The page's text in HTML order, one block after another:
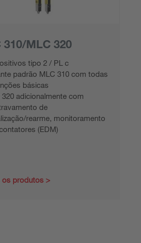
310/MLC 320
tipo 2 / PL c
padrão MLC 310 com todas
básicas
320 adicionalmente com
de
rearme, monitoramento
(EDM)
os produtos